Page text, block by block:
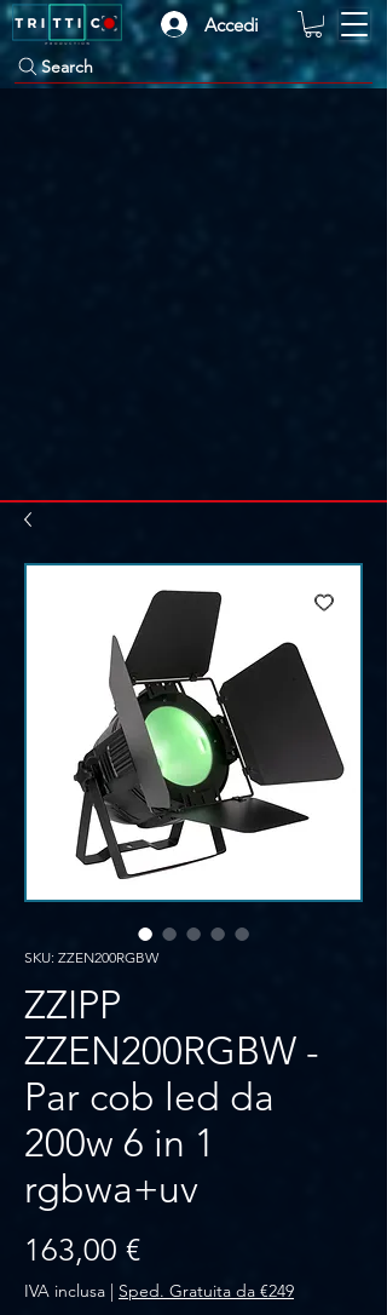
Accedi
Search
SKU: ZZEN200RGBW
ZZIPP
ZZEN200RGBW -
Par cob led da
200w 6 in 1
rgbwa+uv
163,00 €Prezzo
IVA inclusa | Sped. Gratuita da €249